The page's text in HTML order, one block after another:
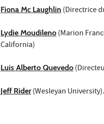
Fiona Mc Laughlin (Directrice
Lydie Moudileno (Marion
California)
Luis Alberto Quevedo
Jeff Rider(Wesleyan University).